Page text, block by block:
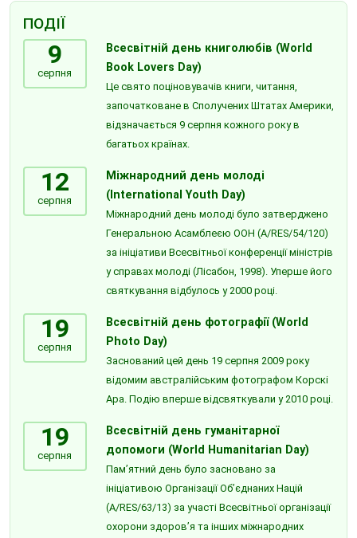
ПОДІЇ
9
серпня
Всесвітній день книголюбів (World
Book Lovers Day)
Це свято поціновувачів книги, читання,
започатковане в Сполучених Штатах Америки,
відзначається 9 серпня кожного року в
багатьох країнах.
12
серпня
Міжнародний день молоді
(International Youth Day)
Міжнародний день молоді було затверджено
Генеральною Асамблеєю ООН (A/RES/54/120)
за ініціативи Всесвітньої конференції міністрів
у справах молоді (Лісабон, 1998). Уперше його
святкування відбулось у 2000 році.
19
серпня
Всесвітній день фотографії (World
Photo Day)
Заснований цей день 19 серпня 2009 року
відомим австралійським фотографом Корскі
Ара. Подію вперше відсвяткували у 2010 році.
19
серпня
Всесвітній день гуманітарної
допомоги (World Humanitarian Day)
Пам’ятний день було засновано за
ініціативою Організації Об’єднаних Націй
(A/RES/63/13) за участі Всесвітньої організації
охорони здоров’я та інших міжнародних